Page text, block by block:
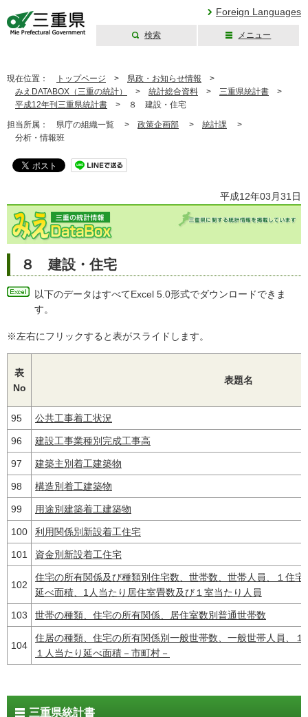
Foreign Languages
検索 メニュー
現在位置： トップページ > 県政・お知らせ情報 >
みえDATABOX（三重の統計）
> 統計総合資料 > 三重県統計書 >
平成12年刊三重県統計書 > ８ 建設・住宅
担当所属： 県庁の組織一覧 > 政策企画部 > 統計課 >
分析・情報班
平成12年03月31日
８ 建設・住宅
以下のデータはすべてExcel 5.0形式でダウンロードできま
す。
※左右にフリックすると表がスライドします。
表
No
表題名
95 公共工事着工状況
96 建設工事業種別完成工事高
97 建築主別着工建築物
98 構造別着工建築物
99 用途別建築着工建築物
100 利用関係別新設着工住宅
101 資金別新設着工住宅
102
住宅の所有関係及び種類別住宅数、世帯数、世帯人員、１住
延べ面積、1人当たり居住室畳数及び１室当たり人員
103 世帯の種類、住宅の所有関係、居住室数別普通世帯数
104
住居の種類、住宅の所有関係別一般世帯数、一般世帯人員、
１人当たり延べ面積－市町村－
三重県統計書